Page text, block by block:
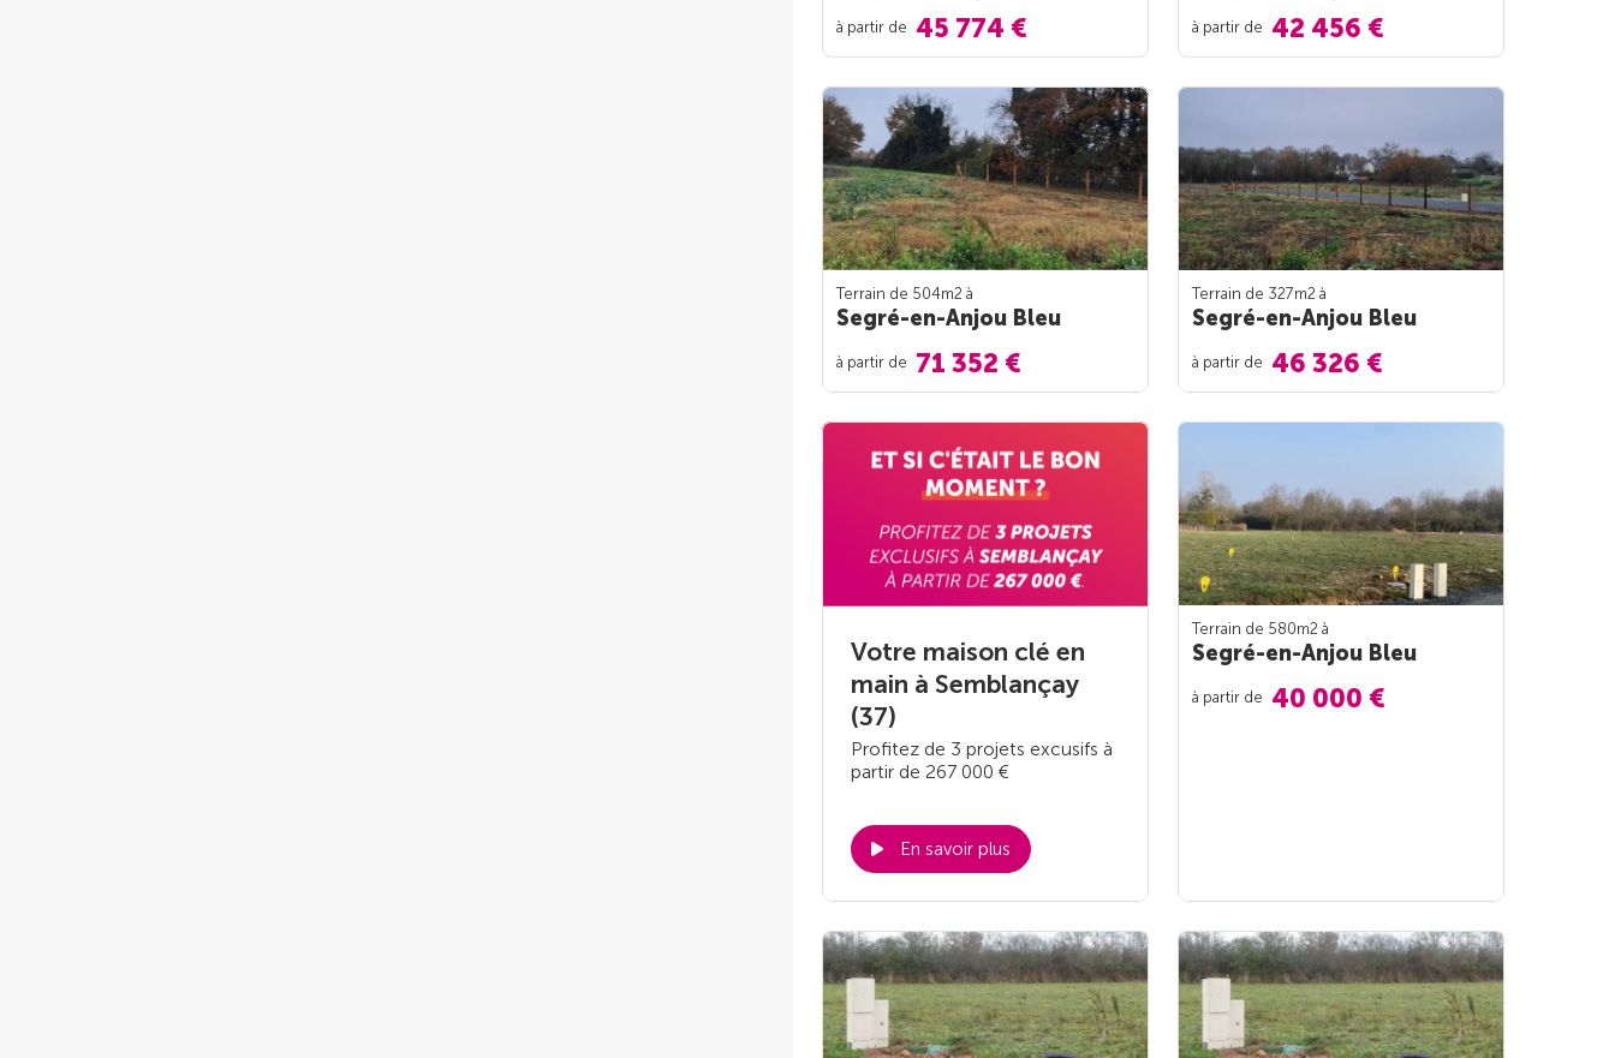
à partir de 45 774 € à partir de 42 456 €
Terrain de 504m2 à
Segré-en-Anjou Bleu
à partir de 71 352 €
Terrain de 327m2 à
Segré-en-Anjou Bleu
à partir de 46 326 €
Votre maison clé en
main à Semblançay
(37)
Profitez de 3 projets excusifs à
partir de 267 000 €
En savoir plus
Terrain de 580m2 à
Segré-en-Anjou Bleu
à partir de 40 000 €